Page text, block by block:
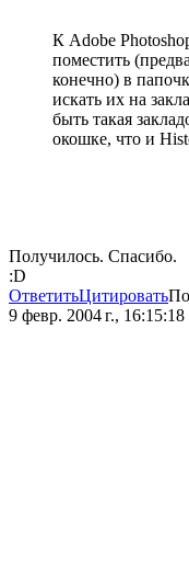
К Adobe
поместить
конечно) в
искать их на
быть такая
окошке, что и
Получилось. Спасибо.
:D
ОтветитьЦитировать
9 февр. 2004 г., 16:15:18